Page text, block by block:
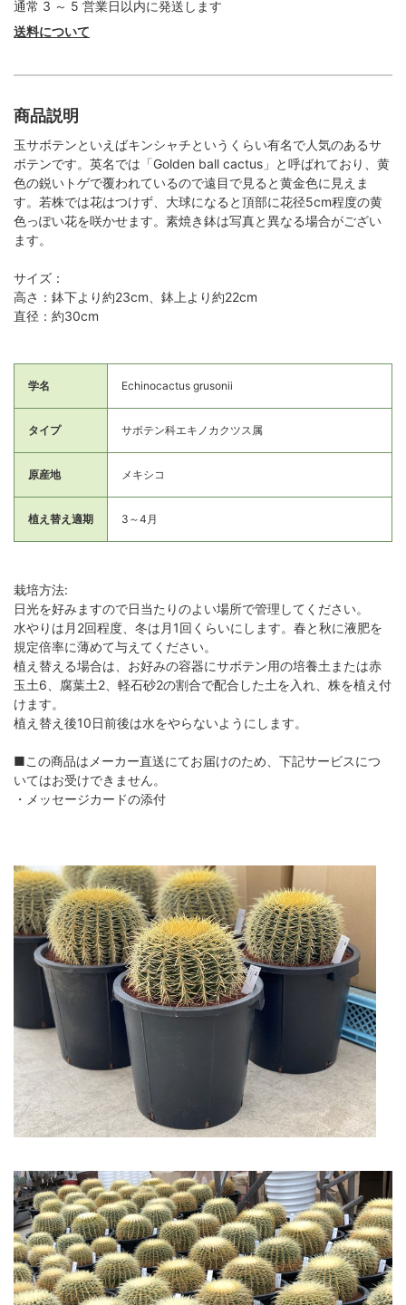
通常 3 ～ 5 営業日以内に発送します
送料について
商品説明
玉サボテンといえばキンシャチというくらい有名で人気のあるサ
ボテンです。英名では「Golden ball cactus」と呼ばれており、黄
色の鋭いトゲで覆われているので遠目で見ると黄金色に見えま
す。若株では花はつけず、大球になると頂部に花径5cm程度の黄
色っぽい花を咲かせます。素焼き鉢は写真と異なる場合がござい
ます。
サイズ：
高さ：鉢下より約23cm、鉢上より約22cm
直径：約30cm
学名 Echinocactus grusonii
タイプ サボテン科エキノカクツス属
原産地 メキシコ
植え替え適期 3～4月
栽培方法:
日光を好みますので日当たりのよい場所で管理してください。
水やりは月2回程度、冬は月1回くらいにします。春と秋に液肥を
規定倍率に薄めて与えてください。
植え替える場合は、お好みの容器にサボテン用の培養土または赤
玉土6、腐葉土2、軽石砂2の割合で配合した土を入れ、株を植え付
けます。
植え替え後10日前後は水をやらないようにします。
■この商品はメーカー直送にてお届けのため、下記サービスにつ
いてはお受けできません。
・メッセージカードの添付